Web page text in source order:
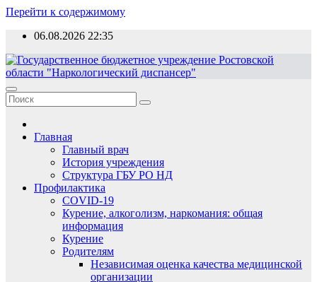
Перейти к содержимому
06.08.2026 22:35
Главная
Главный врач
История учреждения
Структура ГБУ РО НД
Профилактика
COVID-19
Курение, алкоголизм, наркомания: общая
информация
Курение
Родителям
Независимая оценка качества медицинской
организации